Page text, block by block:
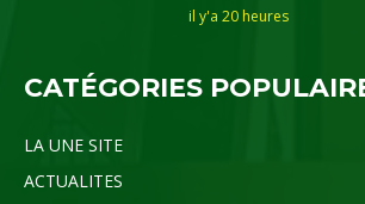
il y'a 20 heures
CATÉGORIES
LA UNE SITE
ACTUALITES